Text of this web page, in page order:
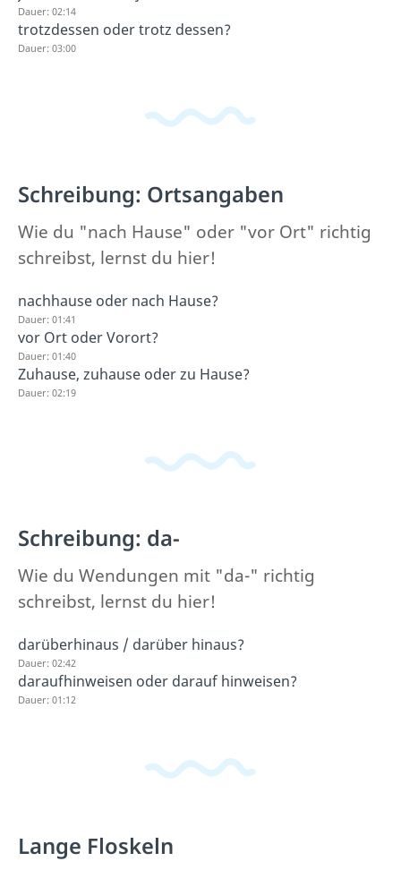
Dauer: 02:14
trotzdessen oder trotz dessen?
Dauer: 03:00
Schreibung: Ortsangaben
Wie du "nach Hause" oder "vor Ort" richtig
schreibst, lernst du hier!
nachhause oder nach Hause?
Dauer: 01:41
vor Ort oder Vorort?
Dauer: 01:40
Zuhause, zuhause oder zu Hause?
Dauer: 02:19
Schreibung: da-
Wie du Wendungen mit "da-" richtig
schreibst, lernst du hier!
darüberhinaus / darüber hinaus?
Dauer: 02:42
daraufhinweisen oder darauf hinweisen?
Dauer: 01:12
Lange Floskeln